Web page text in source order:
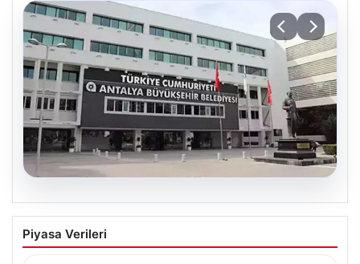
Antalya’daki yolsuzluk soruşturmasında
iki yeni gözaltı
Piyasa Verileri